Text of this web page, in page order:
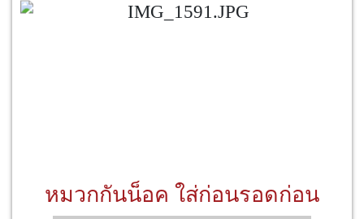
หมวกกันน็อค ใส่ก่อนรอดก่อน